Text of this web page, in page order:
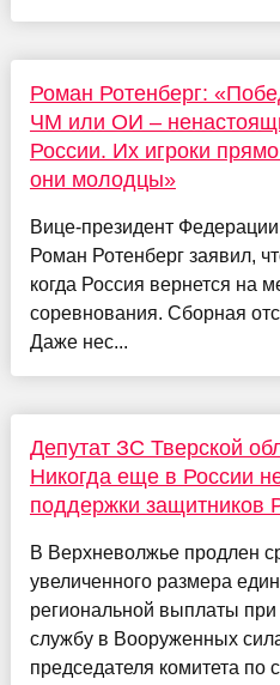
Роман Ротенберг:
ЧМ или ОИ –
России. Их игроки
они молодцы»
Вице-президент
Роман Ротенберг заявил,
когда Россия вернется на
соревнования. Сборная
Даже нес...
Депутат ЗС Тверской
Никогда еще в России
поддержки защитников
В Верхневолжье продлен
увеличенного размера
региональной выплаты при
службу в Вооруженных
председателя комитета по